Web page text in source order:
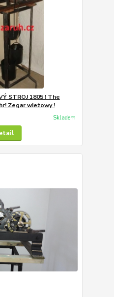
STROJ 1805 ! The
Zegar wieżowy !
Skladem